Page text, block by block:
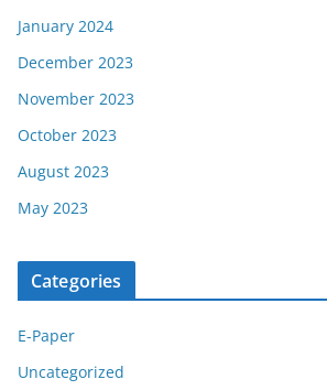
January 2024
December 2023
November 2023
October 2023
August 2023
May 2023
Categories
E-Paper
Uncategorized